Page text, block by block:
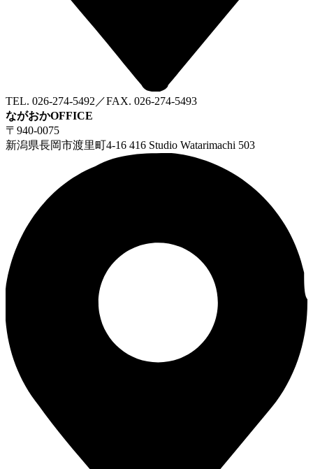
TEL. 026-274-5492／FAX. 026-274-5493
ながおかOFFICE
〒940-0075
新潟県長岡市渡里町4-16 416 Studio Watarimachi 503